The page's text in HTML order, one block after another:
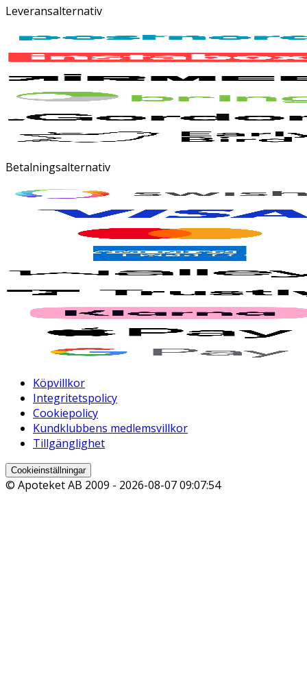
Leveransalternativ
Betalningsalternativ
Köpvillkor
Integritetspolicy
Cookiepolicy
Kundklubbens medlemsvillkor
Tillgänglighet
Cookieinställningar
© Apoteket AB 2009 - 2026-08-07 09:07:54